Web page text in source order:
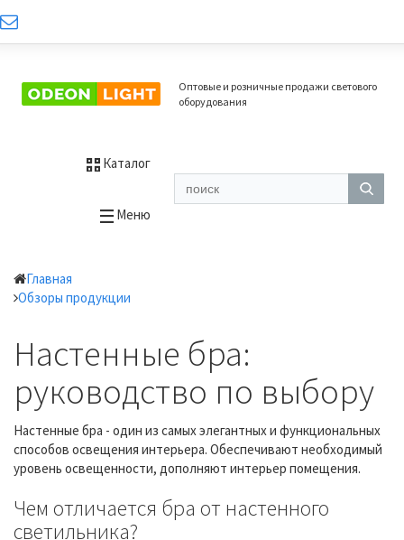
Оптовые и розничные продажи светового
оборудования
Каталог
Меню
Главная
Обзоры продукции
Настенные бра:
руководство по выбору
Настенные бра - один из самых элегантных и функциональных
способов освещения интерьера. Обеспечивают необходимый
уровень освещенности, дополняют интерьер помещения.
Чем отличается бра от настенного
светильника?